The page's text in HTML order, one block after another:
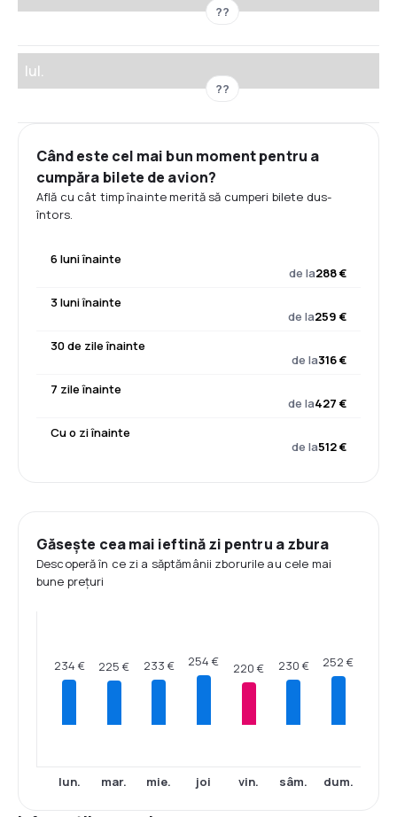
??
Iul.
??
Când este cel mai bun moment pentru a
cumpăra bilete de avion?
Află cu cât timp înainte merită să cumperi bilete dus-
întors.
6 luni înainte
de la288 €
3 luni înainte
de la259 €
30 de zile înainte
de la316 €
7 zile înainte
de la427 €
Cu o zi înainte
de la512 €
Găsește cea mai ieftină zi pentru a zbura
Descoperă în ce zi a săptămânii zborurile au cele mai
bune prețuri
234 €
lun.
225 €
mar.
233 €
mie.
254 €
joi
220 €
vin.
230 €
sâm.
252 €
dum.